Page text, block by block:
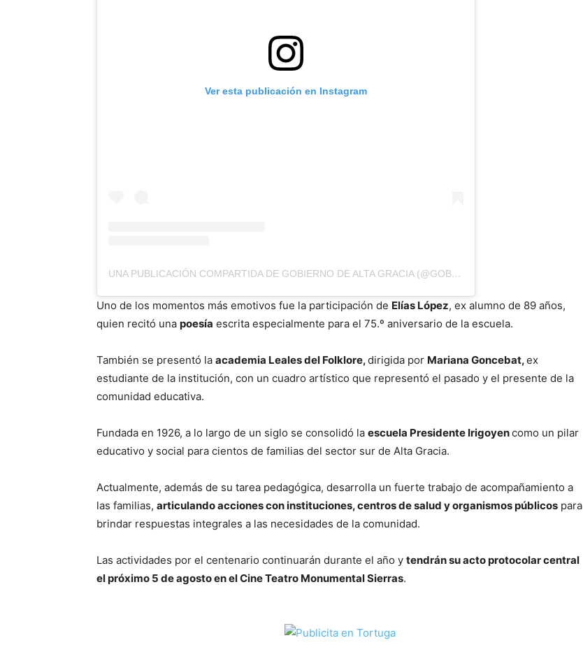
Ver esta publicación en Instagram
UNA PUBLICACIÓN COMPARTIDA DE GOBIERNO DE ALTA GRACIA (@GOBIERNODEALTAGRACIA)
Uno de los momentos más emotivos fue la participación de Elías López, ex alumno de 89 años,
quien recitó una poesía escrita especialmente para el 75.º aniversario de la escuela.
También se presentó la academia Leales del Folklore,dirigida por Mariana Goncebat,ex
estudiante de la institución, con un cuadro artístico que representó el pasado y el presente de la
comunidad educativa.
Fundada en 1926, a lo largo de un siglo se consolidó la escuela Presidente Irigoyencomo un pilar
educativo y social para cientos de familias del sector sur de Alta Gracia.
Actualmente, además de su tarea pedagógica, desarrolla un fuerte trabajo de acompañamiento a
las familias, articulando acciones con instituciones, centros de salud y organismos públicos para
brindar respuestas integrales a las necesidades de la comunidad.
Las actividades por el centenario continuarán durante el año y tendrán su acto protocolar central
el próximo 5 de agosto en el Cine Teatro Monumental Sierras.